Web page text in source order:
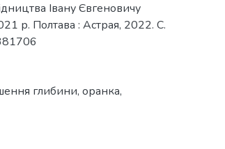
Івану Євгеновичу
р. Полтава : Астрая, 2022. С.
глибини, оранка,